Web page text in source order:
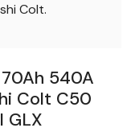
Colt.
540A
Colt C50
GLX